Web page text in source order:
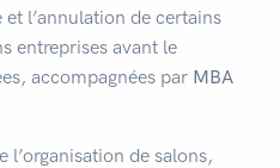
l’annulation de certains
entreprises avant le
accompagnées par MBA
l’organisation de salons,